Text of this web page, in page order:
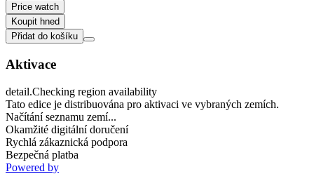
Price watch
Koupit hned
Přidat do košíku
Aktivace
detail.Checking region availability
Tato edice je distribuována pro aktivaci ve vybraných zemích.
Načítání seznamu zemí...
Okamžité digitální doručení
Rychlá zákaznická podpora
Bezpečná platba
Powered by